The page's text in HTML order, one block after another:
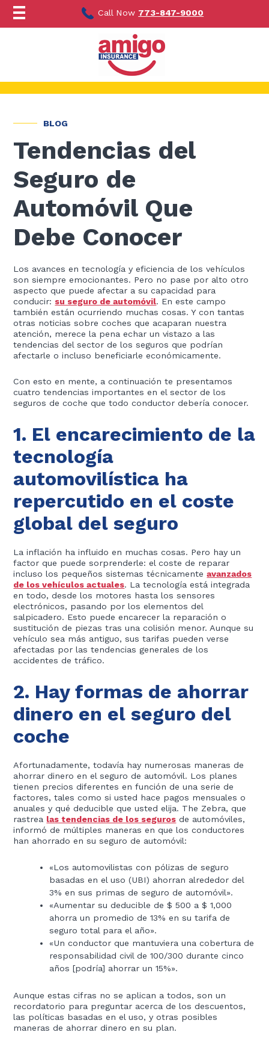
contenido
Call Now 773-847-9000
BLOG
Tendencias del
Seguro de
Automóvil Que
Debe Conocer
Los avances en tecnología y eficiencia de los vehículos
son siempre emocionantes. Pero no pase por alto otro
aspecto que puede afectar a su capacidad para
conducir: su seguro de automóvil. En este campo
también están ocurriendo muchas cosas. Y con tantas
otras noticias sobre coches que acaparan nuestra
atención, merece la pena echar un vistazo a las
tendencias del sector de los seguros que podrían
afectarle o incluso beneficiarle económicamente.
Con esto en mente, a continuación te presentamos
cuatro tendencias importantes en el sector de los
seguros de coche que todo conductor debería conocer.
1. El encarecimiento de la
tecnología
automovilística ha
repercutido en el coste
global del seguro
La inflación ha influido en muchas cosas. Pero hay un
factor que puede sorprenderle: el coste de reparar
incluso los pequeños sistemas técnicamenteavanzados
de los vehículos actuales. La tecnología está integrada
en todo, desde los motores hasta los sensores
electrónicos, pasando por los elementos del
salpicadero. Esto puede encarecer la reparación o
sustitución de piezas tras una colisión menor. Aunque su
vehículo sea más antiguo, sus tarifas pueden verse
afectadas por las tendencias generales de los
accidentes de tráfico.
2. Hay formas de ahorrar
dinero en el seguro del
coche
Afortunadamente, todavía hay numerosas maneras de
ahorrar dinero en el seguro de automóvil. Los planes
tienen precios diferentes en función de una serie de
factores, tales como si usted hace pagos mensuales o
anuales y qué deducible que usted elija. The Zebra, que
rastrea las tendencias de los seguros de automóviles,
informó de múltiples maneras en que los conductores
han ahorrado en su seguro de automóvil:
«Los automovilistas con pólizas de seguro
basadas en el uso (UBI) ahorran alrededor del
3% en sus primas de seguro de automóvil».
«Aumentar su deducible de $ 500 a $ 1,000
ahorra un promedio de 13% en su tarifa de
seguro total para el año».
«Un conductor que mantuviera una cobertura de
responsabilidad civil de 100/300 durante cinco
años [podría] ahorrar un 15%».
Aunque estas cifras no se aplican a todos, son un
recordatorio para preguntar acerca de los descuentos,
las políticas basadas en el uso, y otras posibles
maneras de ahorrar dinero en su plan.